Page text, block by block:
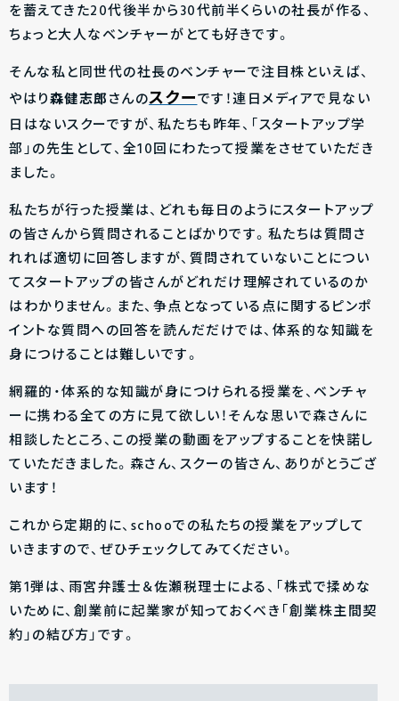
を蓄えてきた20代後半から30代前半くらいの社長が作る、
ちょっと大人なベンチャーがとても好きです。
そんな私と同世代の社長のベンチャーで注目株といえば、
やはり森健志郎さんのスクーです！連日メディアで見ない
日はないスクーですが、私たちも昨年、「スタートアップ学
部」の先生として、全10回にわたって授業をさせていただき
ました。
私たちが行った授業は、どれも毎日のようにスタートアップ
の皆さんから質問されることばかりです。私たちは質問さ
れれば適切に回答しますが、質問されていないことについ
てスタートアップの皆さんがどれだけ理解されているのか
はわかりません。また、争点となっている点に関するピンポ
イントな質問への回答を読んだだけでは、体系的な知識を
身につけることは難しいです。
網羅的・体系的な知識が身につけられる授業を、ベンチャ
ーに携わる全ての方に見て欲しい！そんな思いで森さんに
相談したところ、この授業の動画をアップすることを快諾し
ていただきました。森さん、スクーの皆さん、ありがとうござ
います！
これから定期的に、schooでの私たちの授業をアップして
いきますので、ぜひチェックしてみてください。
第1弾は、雨宮弁護士＆佐瀬税理士による、「株式で揉めな
いために、創業前に起業家が知っておくべき「創業株主間契
約」の結び方」です。